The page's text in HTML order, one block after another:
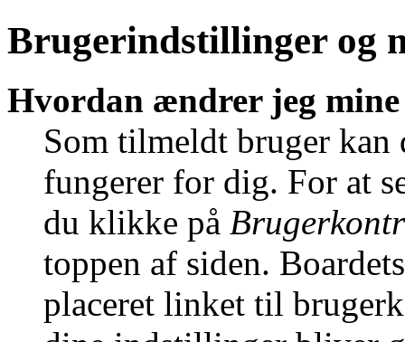
Brugerindstillinger og
Hvordan ændrer jeg
Som tilmeldt bruger kan
fungerer for dig. For at
du klikke på
toppen af siden.
placeret linket til